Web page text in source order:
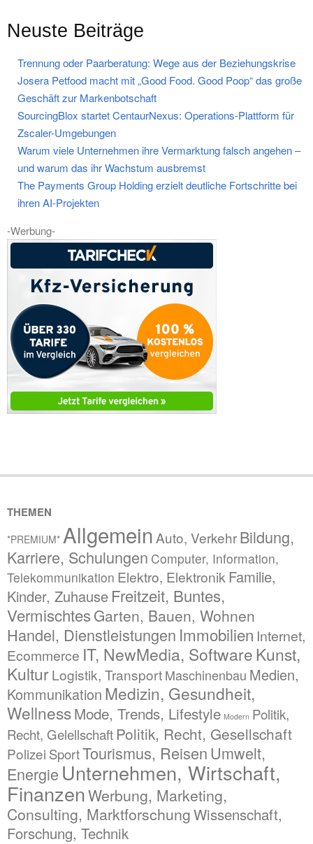
Neuste Beiträge
Trennung oder Paarberatung: Wege aus der Beziehungskrise
Josera Petfood macht mit „Good Food. Good Poop“ das große
Geschäft zur Markenbotschaft
SourcingBlox startet CentaurNexus: Operations-Plattform für
Zscaler-Umgebungen
Warum viele Unternehmen ihre Vermarktung falsch angehen –
und warum das ihr Wachstum ausbremst
The Payments Group Holding erzielt deutliche Fortschritte bei
ihren AI-Projekten
-Werbung-
THEMEN
*PREMIUM* Allgemein Auto, VerkehrBildung,
Karriere, Schulungen Computer, Information,
Telekommunikation Elektro, Elektronik Familie,
Kinder, Zuhause Freitzeit, Buntes,
Vermischtes Garten, Bauen, Wohnen
Handel, Dienstleistungen Immobilien Internet,
Ecommerce IT, NewMedia, SoftwareKunst,
KulturLogistik, TransportMaschinenbau Medien,
Kommunikation Medizin, Gesundheit,
WellnessMode, Trends, Lifestyle Modern Politik,
Recht, Gelellschaft Politik, Recht, Gesellschaft
Polizei SportTourismus, Reisen Umwelt,
Energie Unternehmen, Wirtschaft,
FinanzenWerbung, Marketing,
Consulting, MarktforschungWissenschaft,
Forschung, Technik